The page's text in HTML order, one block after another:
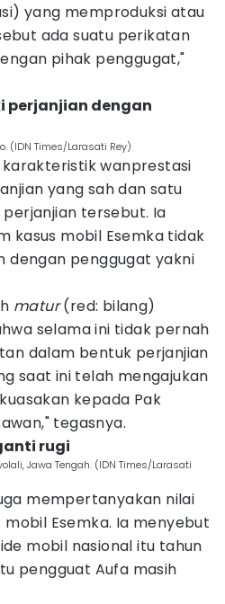
yang memproduksi atau
ada suatu perikatan
pihak penggugat,"
perjanjian dengan
(IDN Times/Larasati Rey)
karakteristik wanprestasi
yang sah dan satu
tersebut. Ia
kasus mobil Esemka tidak
dengan penggugat yakni
matur(red: bilang)
selama ini tidak pernah
dalam bentuk perjanjian
saat ini telah mengajukan
kepada Pak
tegasnya.
rugi
Jawa Tengah. (IDN Times/Larasati
mempertanyakan nilai
Esemka. Ia menyebut
mobil nasional itu tahun
pengguat Aufa masih